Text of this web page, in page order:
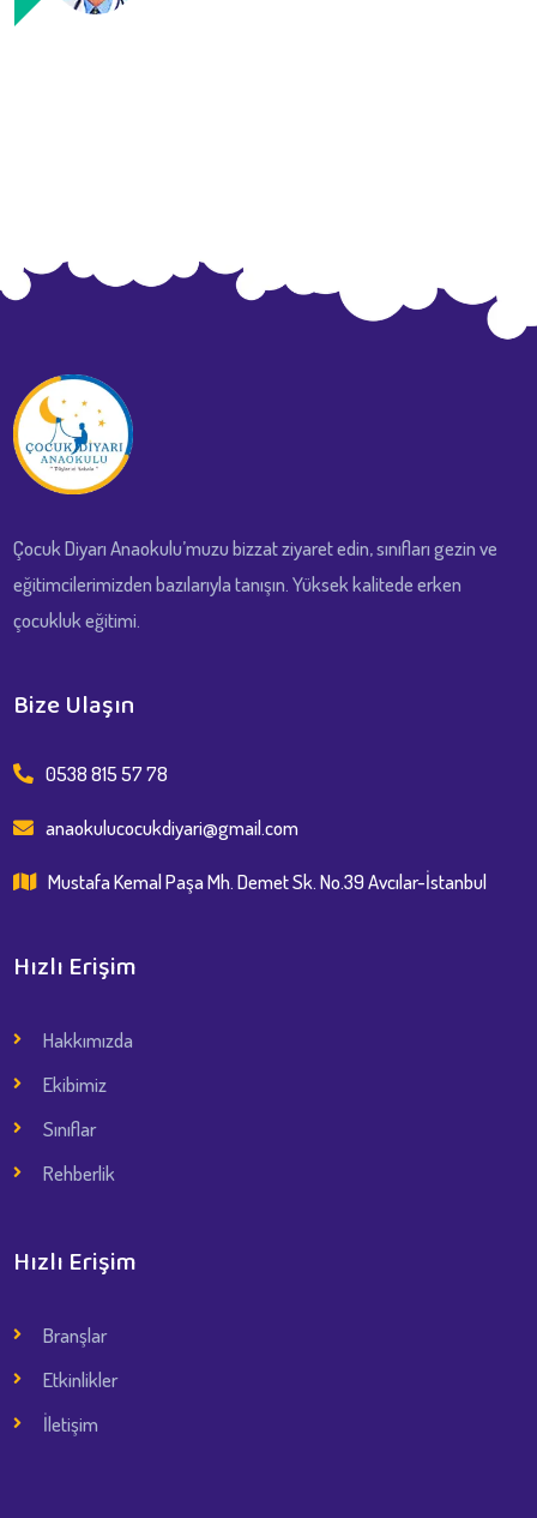
Çocuk Diyarı Anaokulu’muzu bizzat ziyaret edin, sınıfları gezin ve
eğitimcilerimizden bazılarıyla tanışın. Yüksek kalitede erken
çocukluk eğitimi.
Bize Ulaşın
0538 815 57 78
anaokulucocukdiyari@gmail.com
Mustafa Kemal Paşa Mh. Demet Sk. No.39 Avcılar-İstanbul
Hızlı Erişim
Hakkımızda
Ekibimiz
Sınıflar
Rehberlik
Hızlı Erişim
Branşlar
Etkinlikler
İletişim